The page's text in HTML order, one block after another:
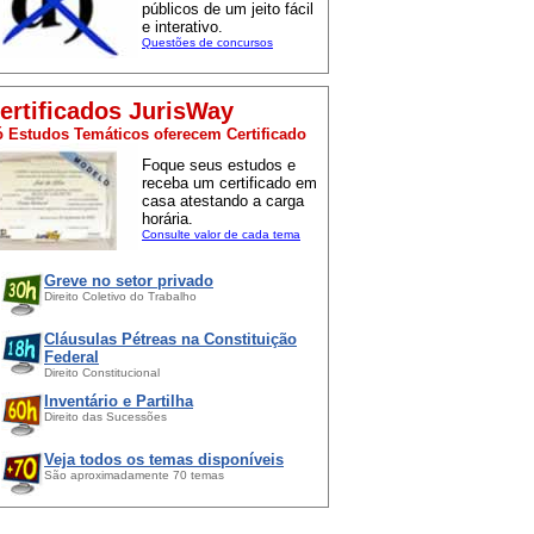
públicos de um jeito fácil
e interativo.
Questões de concursos
JurisWay
Estudos Temáticos oferecem Certificado
Foque seus estudos e
receba um certificado em
casa atestando a carga
horária.
Consulte valor de cada tema
Greve no setor privado
Direito Coletivo do Trabalho
Cláusulas Pétreas na Constituição
Federal
Direito Constitucional
Inventário e Partilha
Direito das Sucessões
Veja todos os temas disponíveis
São aproximadamente 70 temas